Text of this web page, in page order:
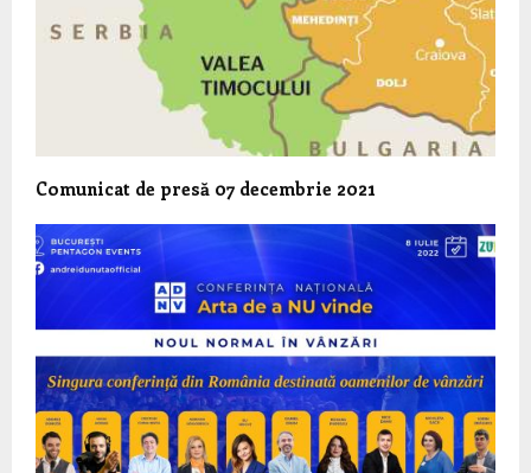
Comunicat de presă 07 decembrie 2021